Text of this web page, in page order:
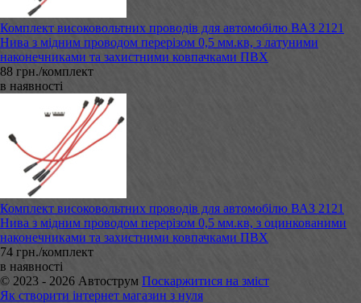
Комплект високовольтних проводів для автомобілю ВАЗ 2121
Нива з мідним проводом перерізом 0,5 мм.кв, з латуними
наконечниками та захистними ковпачками ПВХ
88 грн./комплект
в наявності
Комплект високовольтних проводів для автомобілю ВАЗ 2121
Нива з мідним проводом перерізом 0,5 мм.кв, з оцинкованими
наконечниками та захистними ковпачками ПВХ
74 грн./комплект
в наявності
© 2023 - 2026 Автострум Поскаржитися на зміст
Як створити інтернет магазин з нуля